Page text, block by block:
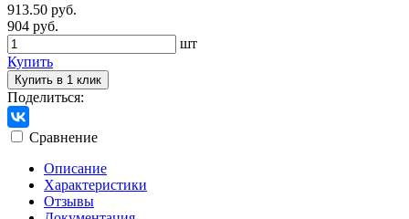
913.50 руб.
904 руб.
шт
Купить
Купить в 1 клик
Поделиться:
Сравнение
Описание
Характеристики
Отзывы